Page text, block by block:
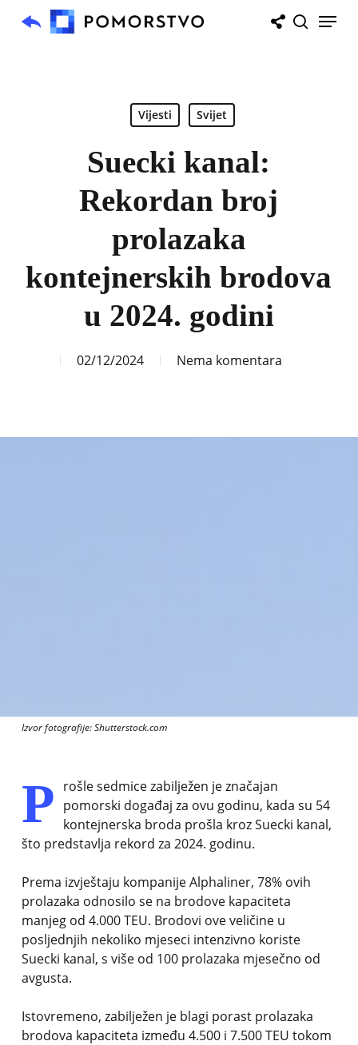
Menu
Vijesti Svijet
Suecki kanal:
Rekordan broj
prolazaka
kontejnerskih brodova
u 2024. godini
02/12/2024 Nema komentara
Izvor fotografije: Shutterstock.com
P rošle sedmice zabilježen je značajan
pomorski događaj za ovu godinu, kada su 54
kontejnerska broda prošla kroz Suecki kanal,
što predstavlja rekord za 2024. godinu.
Prema izvještaju kompanije Alphaliner, 78% ovih
prolazaka odnosilo se na brodove kapaciteta
manjeg od 4.000 TEU. Brodovi ove veličine u
posljednjih nekoliko mjeseci intenzivno koriste
Suecki kanal, s više od 100 prolazaka mjesečno od
avgusta.
Istovremeno, zabilježen je blagi porast prolazaka
brodova kapaciteta između 4.500 i 7.500 TEU tokom